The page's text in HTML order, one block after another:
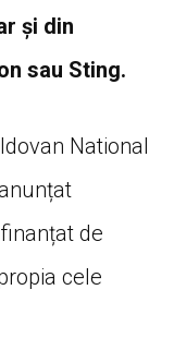
și din
sau Sting.
National
de
cele